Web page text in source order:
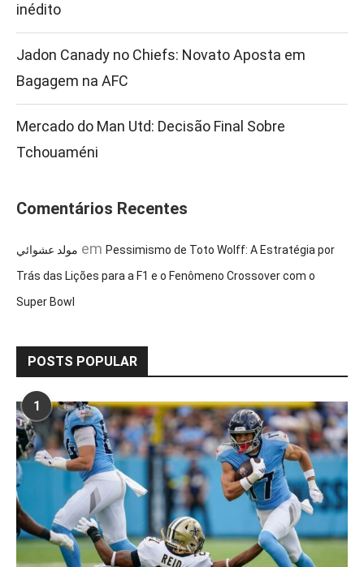
inédito
Jadon Canady no Chiefs: Novato Aposta em
Bagagem na AFC
Mercado do Man Utd: Decisão Final Sobre
Tchouaméni
Comentários Recentes
مولد عشوائي em Pessimismo de Toto Wolff: A Estratégia por
Trás das Lições para a F1 e o Fenômeno Crossover com o
Super Bowl
POSTS POPULAR
1